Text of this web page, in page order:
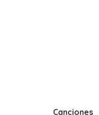
Canciones